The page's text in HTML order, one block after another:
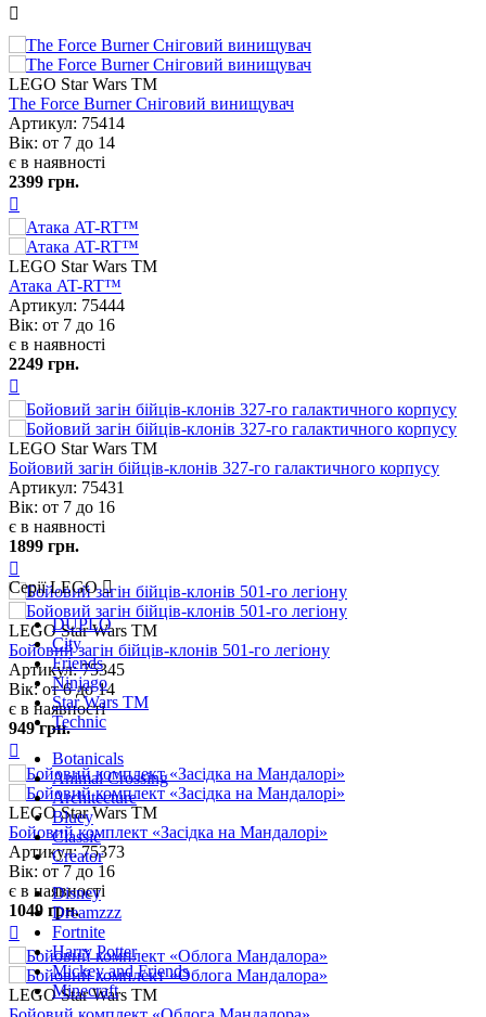
Серії LEGO
DUPLO
City
Friends
Ninjago
Star Wars TM
Technic
Botanicals
Animal Crossing
Architecture
Bluey
Classic
Creator
Disney
Dreamzzz
Fortnite
Harry Potter
Mickey and Friends
Minecraft